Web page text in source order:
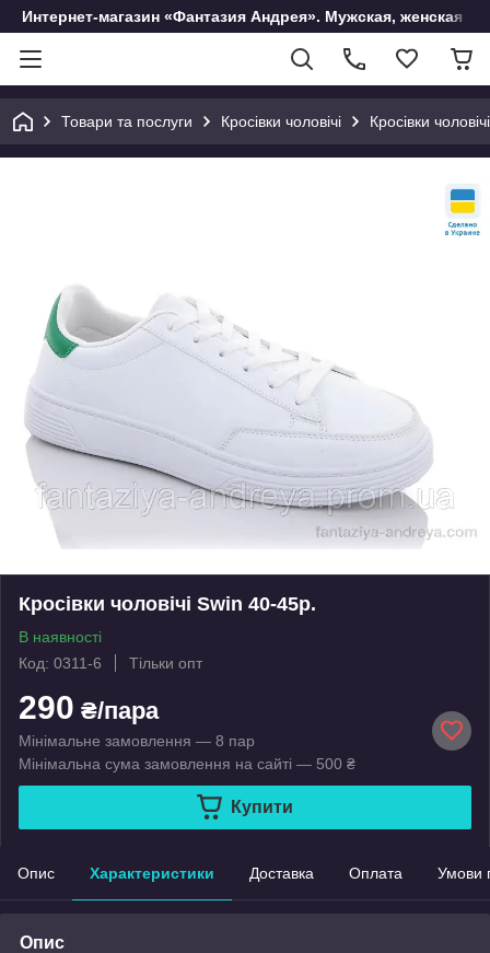
Интернет-магазин «Фантазия Андрея». Мужская, женская и
Товари та послуги Кросівки чоловічі Кросівки
Кросівки чоловічі Swin 40-45р.
В наявності
Код: 0311-6
Тільки опт
290 ₴/пара
Мінімальне замовлення — 8 пар
Мінімальна сума замовлення на сайті — 500 ₴
Купити
Опис Характеристики Доставка Оплата Умови
Опис